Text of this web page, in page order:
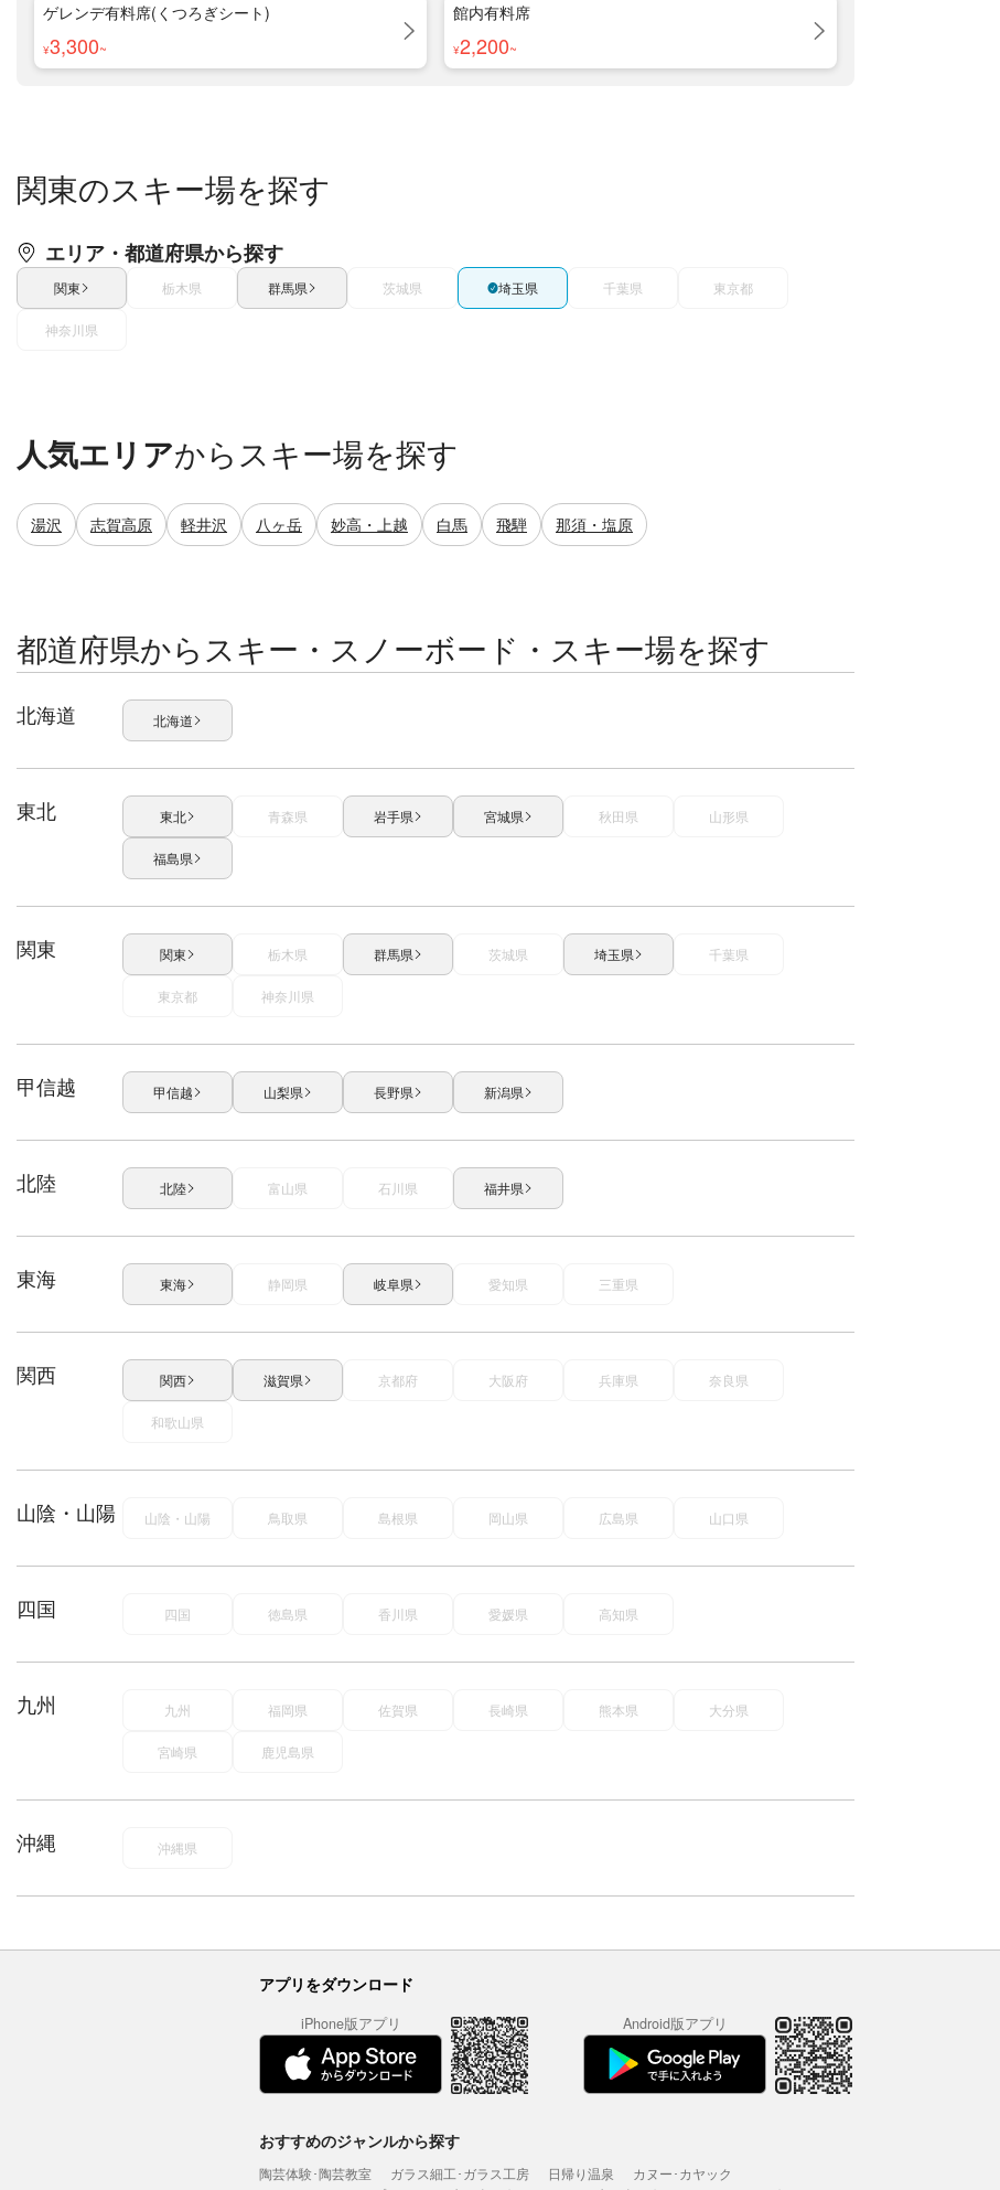
ゲレンデ有料席(くつろぎシート)
¥3,300~
館内有料席
¥2,200~
関東のスキー場を探す
エリア・都道府県から探す
関東 栃木県 群馬県 茨城県 埼玉県 千葉県 東京都
神奈川県
人気エリアからスキー場を探す
湯沢 志賀高原 軽井沢 八ヶ岳 妙高・上越 白馬 飛騨 那須・塩原
都道府県からスキー・スノーボード・スキー場を探す
北海道 北海道
東北 東北 青森県 岩手県 宮城県 秋田県 山形県
福島県
関東 関東 栃木県 群馬県 茨城県 埼玉県 千葉県
東京都 神奈川県
甲信越 甲信越 山梨県 長野県 新潟県
北陸 北陸 富山県 石川県 福井県
東海 東海 静岡県 岐阜県 愛知県 三重県
関西 関西 滋賀県 京都府 大阪府 兵庫県 奈良県
和歌山県
山陰・山陽 山陰・山陽 鳥取県 島根県 岡山県 広島県 山口県
四国 四国 徳島県 香川県 愛媛県 高知県
九州 九州 福岡県 佐賀県 長崎県 熊本県 大分県
宮崎県 鹿児島県
沖縄 沖縄県
アプリをダウンロード
iPhone版アプリ Android版アプリ
おすすめのジャンルから探す
陶芸体験･陶芸教室 ガラス細工･ガラス工房 日帰り温泉
カヌー･カヤック